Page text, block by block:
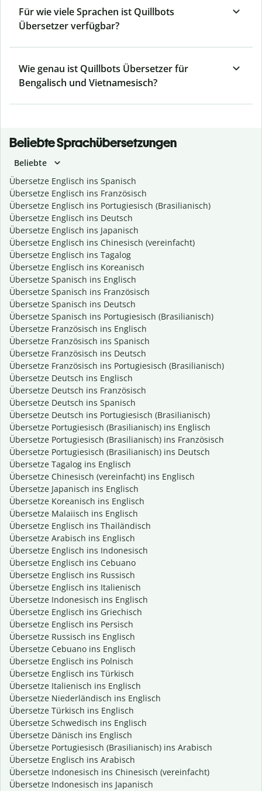
Für wie viele Sprachen ist Quillbots
Übersetzer verfügbar?
Wie genau ist Quillbots Übersetzer für
Bengalisch und Vietnamesisch?
Beliebte Sprachübersetzungen
Beliebte
Übersetze Englisch ins Spanisch
Übersetze Englisch ins Französisch
Übersetze Englisch ins Portugiesisch (Brasilianisch)
Übersetze Englisch ins Deutsch
Übersetze Englisch ins Japanisch
Übersetze Englisch ins Chinesisch (vereinfacht)
Übersetze Englisch ins Tagalog
Übersetze Englisch ins Koreanisch
Übersetze Spanisch ins Englisch
Übersetze Spanisch ins Französisch
Übersetze Spanisch ins Deutsch
Übersetze Spanisch ins Portugiesisch (Brasilianisch)
Übersetze Französisch ins Englisch
Übersetze Französisch ins Spanisch
Übersetze Französisch ins Deutsch
Übersetze Französisch ins Portugiesisch (Brasilianisch)
Übersetze Deutsch ins Englisch
Übersetze Deutsch ins Französisch
Übersetze Deutsch ins Spanisch
Übersetze Deutsch ins Portugiesisch (Brasilianisch)
Übersetze Portugiesisch (Brasilianisch) ins Englisch
Übersetze Portugiesisch (Brasilianisch) ins Französisch
Übersetze Portugiesisch (Brasilianisch) ins Deutsch
Übersetze Tagalog ins Englisch
Übersetze Chinesisch (vereinfacht) ins Englisch
Übersetze Japanisch ins Englisch
Übersetze Koreanisch ins Englisch
Übersetze Malaiisch ins Englisch
Übersetze Englisch ins Thailändisch
Übersetze Arabisch ins Englisch
Übersetze Englisch ins Indonesisch
Übersetze Englisch ins Cebuano
Übersetze Englisch ins Russisch
Übersetze Englisch ins Italienisch
Übersetze Indonesisch ins Englisch
Übersetze Englisch ins Griechisch
Übersetze Englisch ins Persisch
Übersetze Russisch ins Englisch
Übersetze Cebuano ins Englisch
Übersetze Englisch ins Polnisch
Übersetze Englisch ins Türkisch
Übersetze Italienisch ins Englisch
Übersetze Niederländisch ins Englisch
Übersetze Türkisch ins Englisch
Übersetze Schwedisch ins Englisch
Übersetze Dänisch ins Englisch
Übersetze Portugiesisch (Brasilianisch) ins Arabisch
Übersetze Englisch ins Arabisch
Übersetze Indonesisch ins Chinesisch (vereinfacht)
Übersetze Indonesisch ins Japanisch